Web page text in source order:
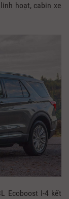
hoạt, cabin xe
Ecoboost I-4 kết